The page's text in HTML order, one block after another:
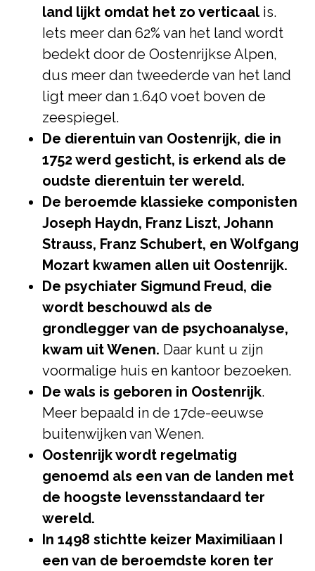
land lijkt omdat het zo verticaalis.
Iets meer dan 62% van het land wordt
bedekt door de Oostenrijkse Alpen,
dus meer dan tweederde van het land
ligt meer dan 1.640 voet boven de
zeespiegel.
De dierentuin van Oostenrijk, die in
1752 werd gesticht, is erkend als de
oudste dierentuin ter wereld.
De beroemde klassieke componisten
Joseph Haydn, Franz Liszt, Johann
Strauss, Franz Schubert, en Wolfgang
Mozart kwamen allen uit Oostenrijk.
De psychiater Sigmund Freud, die
wordt beschouwd als de
grondlegger van de psychoanalyse,
kwam uit Wenen. Daar kunt u zijn
voormalige huis en kantoor bezoeken.
De wals is geboren in Oostenrijk.
Meer bepaald in de 17de-eeuwse
buitenwijken van Wenen.
Oostenrijk wordt regelmatig
genoemd als een van de landen met
de hoogste levensstandaard ter
wereld.
In 1498 stichtte keizer Maximiliaan I
een van de beroemdste koren ter